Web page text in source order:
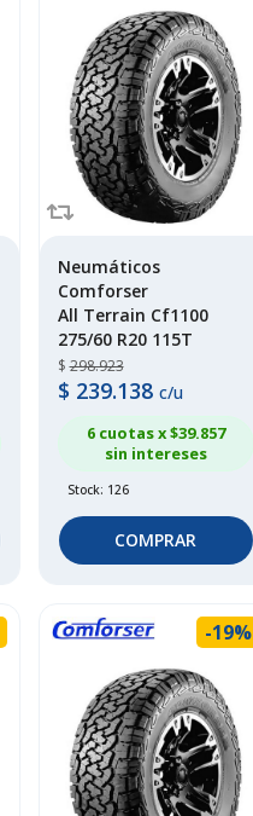
Neumáticos
Comforser
All Terrain Cf1100
275/60 R20 115T
$298.923
$ 239.138 c/u
6 cuotas x $39.857
sin intereses
Stock: 126
COMPRAR
-19%